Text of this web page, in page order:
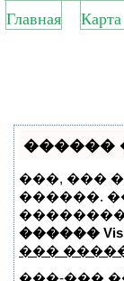
Главная
������
���, ���
������.
������
���
���-���